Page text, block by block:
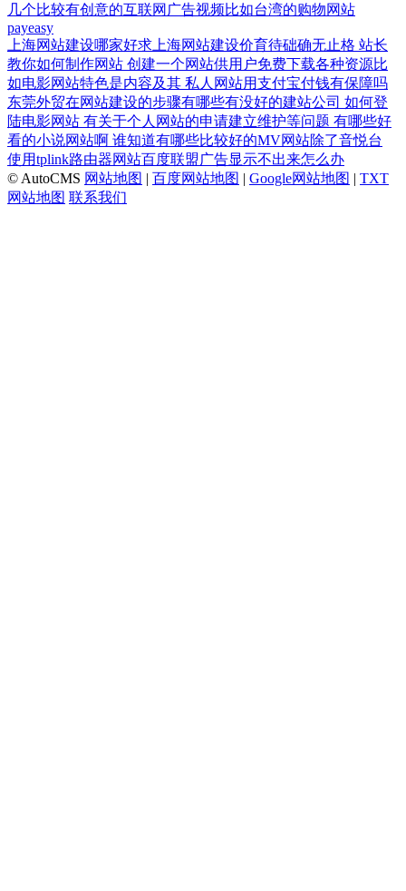
几个比较有创意的互联网广告视频比如台湾的购物网站
payeasy
上海网站建设哪家好求上海网站建设价育待础确无止格 站长
教你如何制作网站 创建一个网站供用户免费下载各种资源比
如电影网站特色是内容及其 私人网站用支付宝付钱有保障吗
东莞外贸在网站建设的步骤有哪些有没好的建站公司 如何登
陆电影网站 有关于个人网站的申请建立维护等问题 有哪些好
看的小说网站啊 谁知道有哪些比较好的MV网站除了音悦台
使用tplink路由器网站百度联盟广告显示不出来怎么办
© AutoCMS 网站地图 | 百度网站地图 | Google网站地图 | TXT
网站地图 联系我们